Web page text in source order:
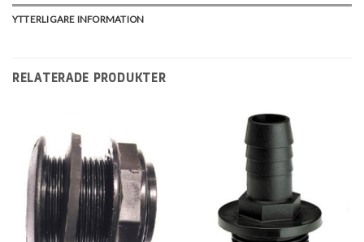
YTTERLIGARE INFORMATION
RELATERADE PRODUKTER